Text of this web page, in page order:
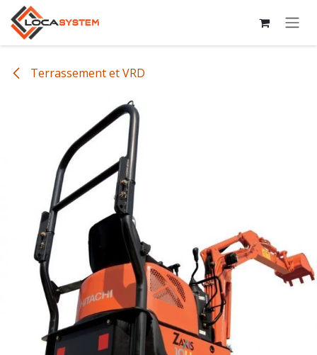
Se rendre au contenu
Terrassement et VRD